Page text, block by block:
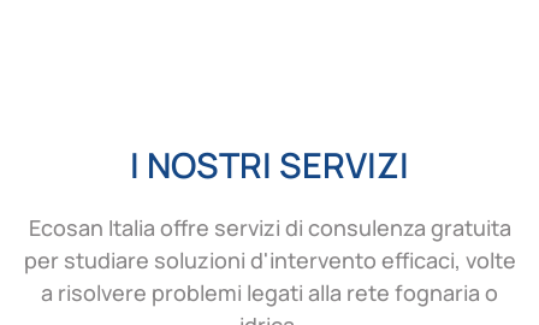
I NOSTRI SERVIZI
Ecosan Italia offre servizi di consulenza gratuita
per studiare soluzioni d'intervento efficaci, volte
a risolvere problemi legati alla rete fognaria o